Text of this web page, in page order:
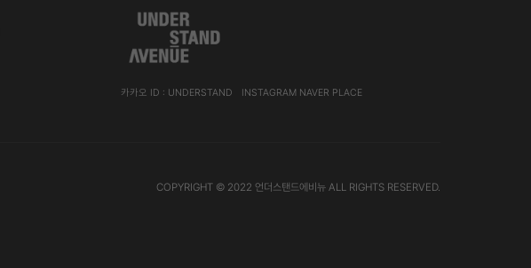
카카오 ID : UNDERSTAND INSTAGRAM NAVER PLACE
COPYRIGHT © 2022 언더스탠드에비뉴 ALL RIGHTS RESERVED.